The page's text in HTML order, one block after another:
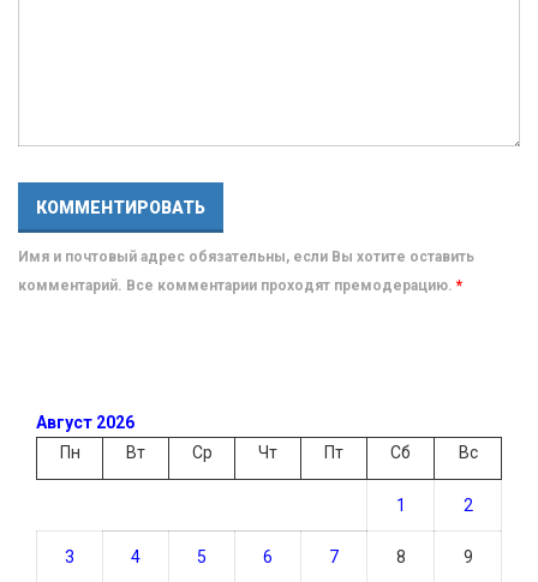
Имя и почтовый адрес обязательны, если Вы хотите оставить
комментарий. Все комментарии проходят премодерацию. *
Август 2026
Пн
Вт Ср Чт Пт Сб Вс
1 2
3 4 5 6 7 8 9